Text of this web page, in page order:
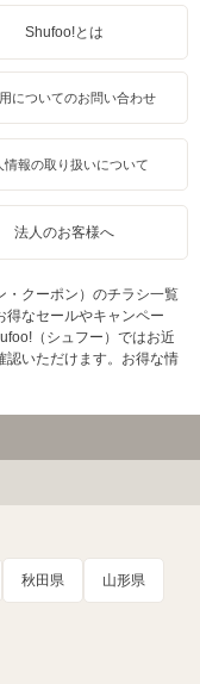
Shufoo!とは
についてのお問い合わせ
情報の取り扱いについて
法人のお客様へ
・クーポン）のチラシ一覧
得なセールやキャンペー
（シュフー）ではお近
認いただけます。お得な情
秋田県 山形県